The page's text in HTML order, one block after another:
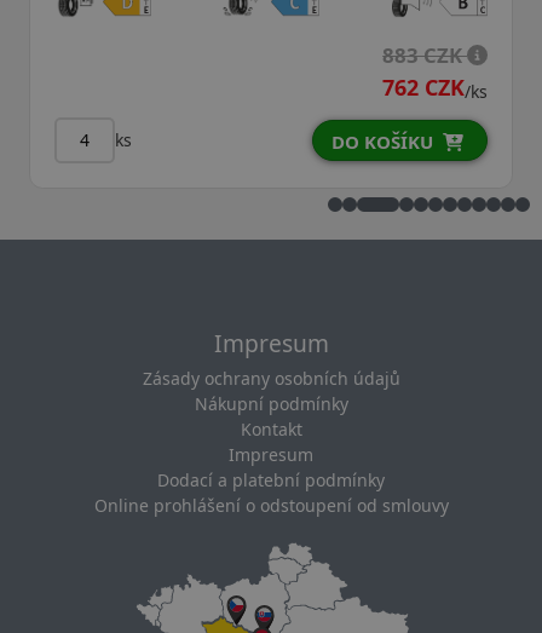
883 CZK
762 CZK/ks
ks DO KOŠÍKU
Impresum
Zásady ochrany osobních údajů
Nákupní podmínky
Kontakt
Impresum
Dodací a platební podmínky
Online prohlášení o odstoupení od smlouvy